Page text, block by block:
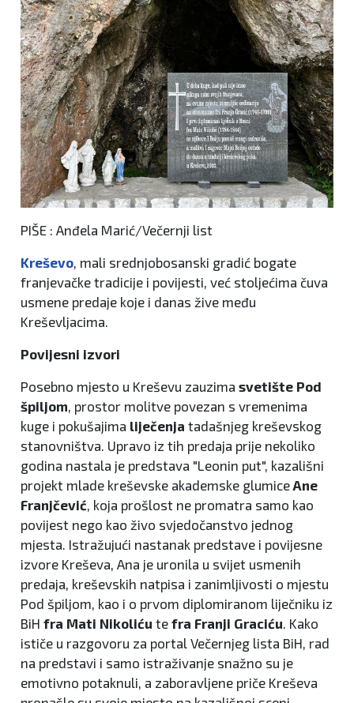
PIŠE : Anđela Marić/Večernji list
Kreševo , mali srednjobosanski gradić bogate
franjevačke tradicije i povijesti, već stoljećima čuva
usmene predaje koje i danas žive među
Kreševljacima.
Povijesni izvori
Posebno mjesto u Kreševu zauzima svetište Pod
špiljom , prostor molitve povezan s vremenima
kuge i pokušajima liječenja tadašnjeg kreševskog
stanovništva. Upravo iz tih predaja prije nekoliko
godina nastala je predstava "Leonin put", kazališni
projekt mlade kreševske akademske glumice Ane
Franjčević , koja prošlost ne promatra samo kao
povijest nego kao živo svjedočanstvo jednog
mjesta. Istražujući nastanak predstave i povijesne
izvore Kreševa, Ana je uronila u svijet usmenih
predaja, kreševskih natpisa i zanimljivosti o mjestu
Pod špiljom, kao i o prvom diplomiranom liječniku iz
BiH fra Mati Nikoliću te fra Franji Graciću . Kako
ističe u razgovoru za portal Večernjeg lista BiH, rad
na predstavi i samo istraživanje snažno su je
emotivno potaknuli, a zaboravljene priče Kreševa